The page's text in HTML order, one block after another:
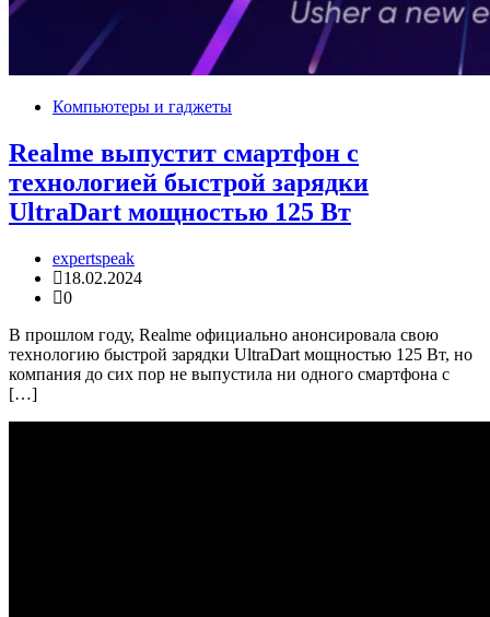
Компьютеры и гаджеты
Realme выпустит смартфон с
технологией быстрой зарядки
UltraDart мощностью 125 Вт
expertspeak
18.02.2024
0
В прошлом году, Realme официально анонсировала свою
технологию быстрой зарядки UltraDart мощностью 125 Вт, но
компания до сих пор не выпустила ни одного смартфона с
[…]